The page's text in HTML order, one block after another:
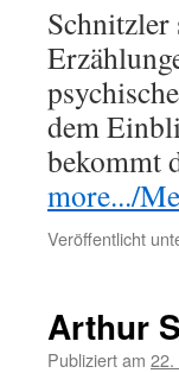
Schnitzler
dem
bekommt
more.../
Veröffentlicht
Arthur
Publiziert am 22.